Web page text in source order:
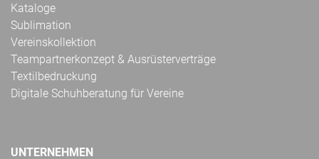
Kataloge
Sublimation
Vereinskollektion
Teampartnerkonzept & Ausrüsterverträge
Textilbedruckung
Digitale Schuhberatung für Vereine
UNTERNEHMEN